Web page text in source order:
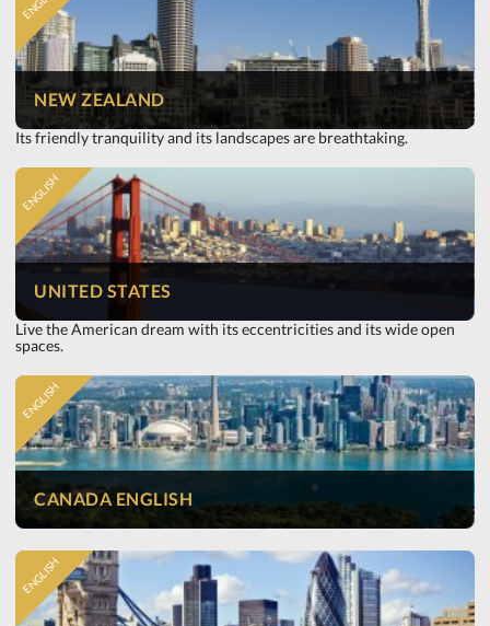
NEW ZEALAND
Its friendly tranquility and its landscapes are breathtaking.
ENGLISH
UNITED STATES
Live the American dream with its eccentricities and its wide open
spaces.
ENGLISH
CANADA ENGLISH
ENGLISH